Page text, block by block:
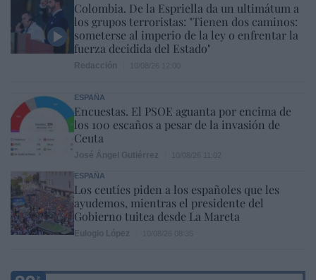
Colombia. De la Espriella da un ultimátum a
los grupos terroristas: "Tienen dos caminos:
someterse al imperio de la ley o enfrentar la
fuerza decidida del Estado"
ESPAÑA
Encuestas. El PSOE aguanta por encima de
los 100 escaños a pesar de la invasión de
Ceuta
ESPAÑA
Los ceutíes piden a los españoles que les
ayudemos, mientras el presidente del
Gobierno tuitea desde La Mareta